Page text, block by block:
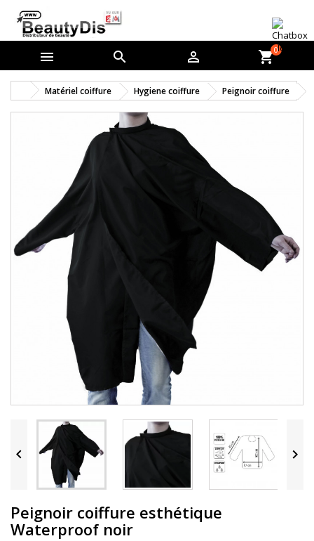
   shopping_cart0
Matériel coiffure Hygiene coiffure Peignoir coiffure
 
Peignoir coiffure esthétique
Waterproof noir